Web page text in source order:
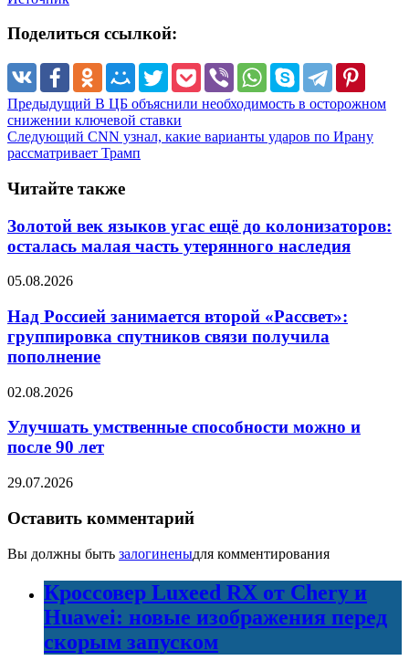
Поделиться ссылкой:
Предыдущий В ЦБ объяснили необходимость в осторожном
снижении ключевой ставки
Следующий CNN узнал, какие варианты ударов по Ирану
рассматривает Трамп
Читайте также
Золотой век языков угас ещё до колонизаторов:
осталась малая часть утерянного наследия
05.08.2026
Над Россией занимается второй «Рассвет»:
группировка спутников связи получила
пополнение
02.08.2026
Улучшать умственные способности можно и
после 90 лет
29.07.2026
Оставить комментарий
Вы должны быть залогиненыдля комментирования
Кроссовер Luxeed RX от Chery и
Huawei: новые изображения перед
скорым запуском